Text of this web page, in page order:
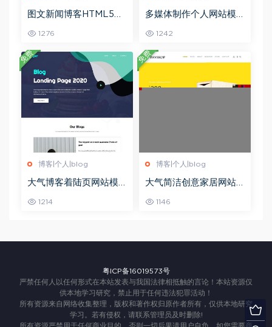
图文新闻博客HTML5模
1276
多媒体制作个人网站模
1242
博客|个人|blog
大气博客着陆页网站模
1214
免费
博客|个人|blog
大气简洁创意家居网站
1146
免费
粤ICP备16019573号
严禁任何人以任何形式在本站发表与我国法律相抵触的言论！本站资源仅
供本地学习研究，禁止用于任何违法犯罪活动！
所有资源来自网络收集整理，版权和著作权归原作者所有，仅供本地研究
学习。若有侵权，请联系管理员及时删除!